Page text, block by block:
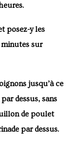
posez-y les
sur
jusqu’à ce
dessus, sans
de poulet
par dessus.